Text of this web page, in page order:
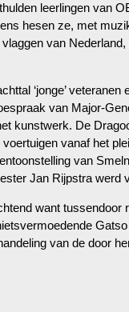
leerlingen van
hesen ze, met
van
‘jonge’
van Major-
kunstwerk. De
vanaf het
van
Jan Rijpstra werd
want tussendoor
van de door